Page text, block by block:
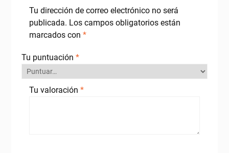
Tu dirección de correo electrónico no será
publicada. Los campos obligatorios están
marcados con *
Tu puntuación *
Tu valoración *